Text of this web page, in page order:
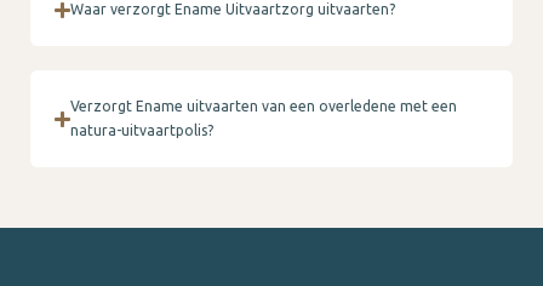
Waar verzorgt Ename Uitvaartzorg uitvaarten?
Verzorgt Ename uitvaarten van een overledene met een
natura-uitvaartpolis?